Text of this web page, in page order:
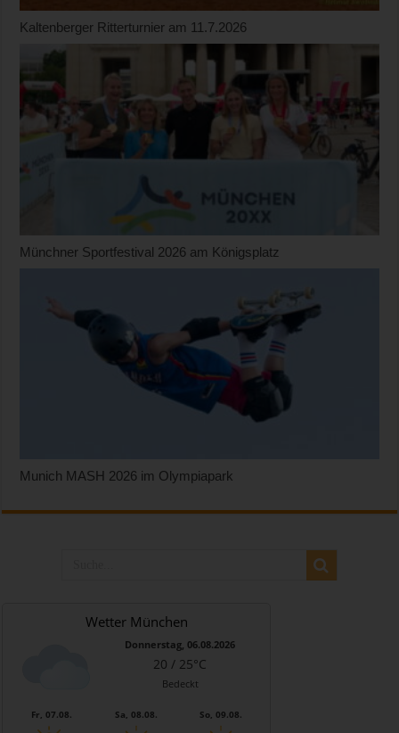
Kaltenberger Ritterturnier am 11.7.2026
Münchner Sportfestival 2026 am Königsplatz
Munich MASH 2026 im Olympiapark
Wetter München
Donnerstag, 06.08.2026
20 / 25°C
Bedeckt
Fr, 07.08. Sa, 08.08. So, 09.08.